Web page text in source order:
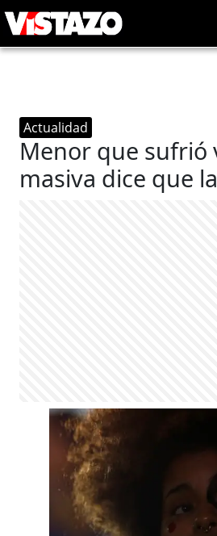
Actualidad
Menor que sufrió
masiva dice que